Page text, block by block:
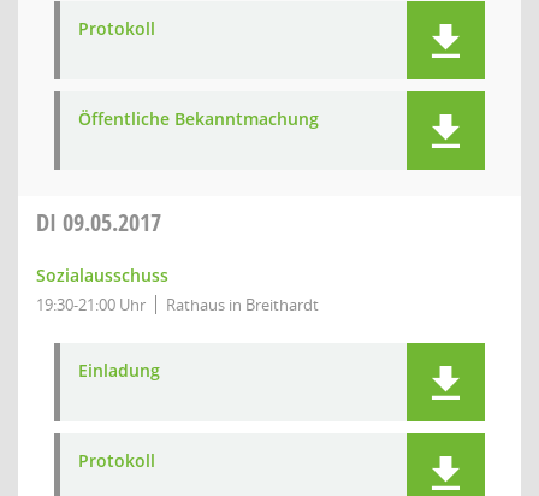
Protokoll
Öffentliche Bekanntmachung
DI 09.05.2017
Sozialausschuss
19:30-21:00 Uhr Rathaus in Breithardt
Einladung
Protokoll